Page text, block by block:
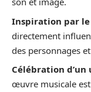
Inspiration par
directement
des personnages
Célébration
œuvre musicale